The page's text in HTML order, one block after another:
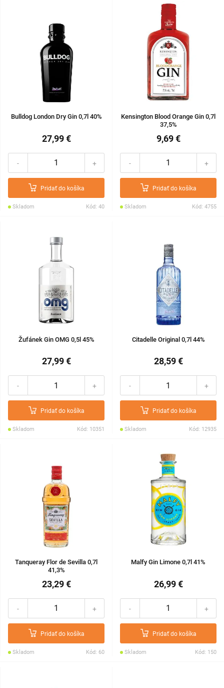
Bulldog London Dry Gin 0,7l 40%
27,99 €
- +
Pridať do košíka
Skladom Kód: 40
Kensington Blood Orange Gin 0,7l
37,5%
9,69 €
- +
Pridať do košíka
Skladom Kód: 4755
Žufánek Gin OMG 0,5l 45%
27,99 €
- +
Pridať do košíka
Skladom Kód: 10351
Citadelle Original 0,7l 44%
28,59 €
- +
Pridať do košíka
Skladom Kód: 12935
Tanqueray Flor de Sevilla 0,7l
41,3%
23,29 €
- +
Pridať do košíka
Skladom Kód: 60
Malfy Gin Limone 0,7l 41%
26,99 €
- +
Pridať do košíka
Skladom Kód: 150